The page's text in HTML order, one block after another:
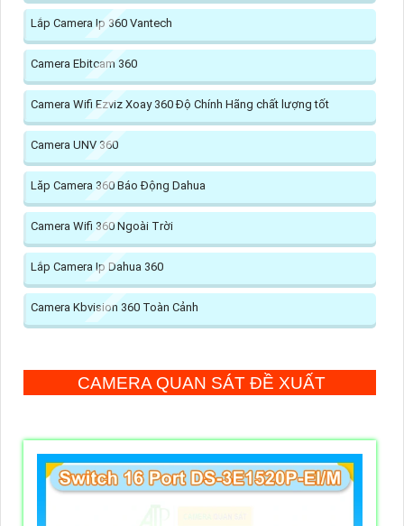
Lắp Camera Ip 360 Vantech
Camera Ebitcam 360
Camera Wifi Ezviz Xoay 360 Độ Chính Hãng chất lượng tốt
Camera UNV 360
Lăp Camera 360 Báo Động Dahua
Camera Wifi 360 Ngoài Trời
Lắp Camera Ip Dahua 360
Camera Kbvision 360 Toàn Cảnh
CAMERA QUAN SÁT ĐỀ XUẤT